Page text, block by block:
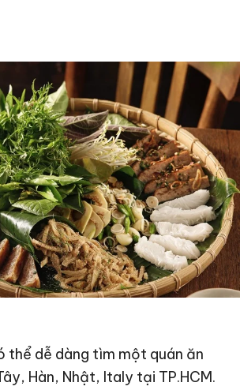
thể dễ dàng tìm một quán ăn
Hàn, Nhật, Italy tại TP.HCM.